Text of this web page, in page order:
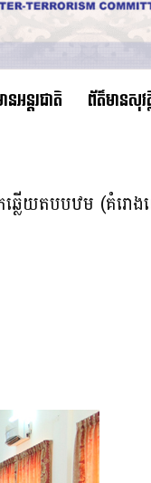
អន្តរជាតិ ព័ត៌មានសុវ
ក​ឆ្លើយ​តប​បឋម (គំ​រ